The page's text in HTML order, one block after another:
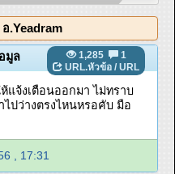
.Yeadram
1,285
1
URL.หัวข้อ / URL
มูล
แจ้งเตือนออกมา ไม่ทราบ
ปว่างตรงไหนหรอคับ มือ
, 17:31